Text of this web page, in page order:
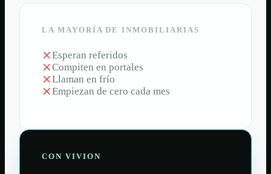
LA MAYORÍA DE INMOBILIARIAS
✕Esperan referidos
✕Compiten en portales
✕Llaman en frío
✕Empiezan de cero cada mes
CON VIVION